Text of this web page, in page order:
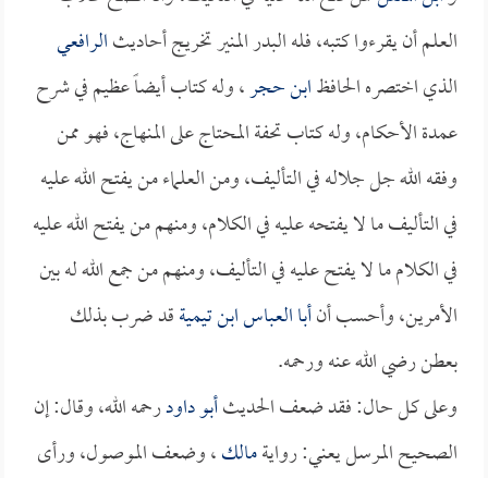
العلم أن يقرءوا كتبه، فله البدر المنير تخريج أحاديثالرافعي
الذي اختصره الحافظابن حجر، وله كتاب أيضاً عظيم في شرح
عمدة الأحكام، وله كتاب تحفة المحتاج على المنهاج، فهو ممن
وفقه الله جل جلاله في التأليف، ومن العلماء من يفتح الله عليه
في التأليف ما لا يفتحه عليه في الكلام، ومنهم من يفتح الله عليه
في الكلام ما لا يفتح عليه في التأليف، ومنهم من جمع الله له بين
الأمرين، وأحسب أنأبا العباس ابن تيميةقد ضرب بذلك
بعطن رضي الله عنه ورحمه.
وعلى كل حال: فقد ضعف الحديثأبو داودرحمه الله، وقال: إن
الصحيح المرسل يعني: روايةمالك، وضعف الموصول، ورأى